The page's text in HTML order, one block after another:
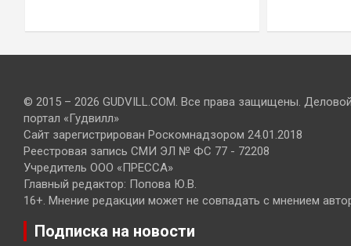
© 2015 – 2026 GUDVILL.COM. Все права защищены.
портал «Гудвилл»
Сайт зарегистрирован Роскомнадзором 24.01.2018
Реестровая запись СМИ ЭЛ № ФС 77 - 72208
Учредитель ООО «ПРЕССА»
Главный редактор: Попова Ю.В.
16+. Мнение редакции может не совпадать с мнением
Подписка на новости